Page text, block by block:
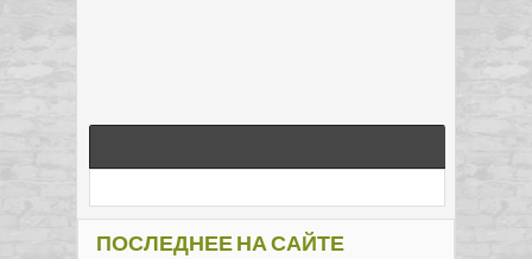
ПОСЛЕДНЕЕ НА САЙТЕ